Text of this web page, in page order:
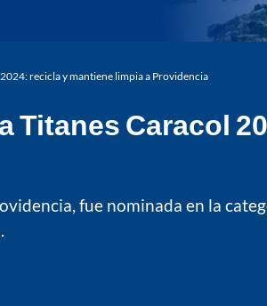
recicla y mantiene limpia a Providencia
Titanes Caracol
fue nominada en la